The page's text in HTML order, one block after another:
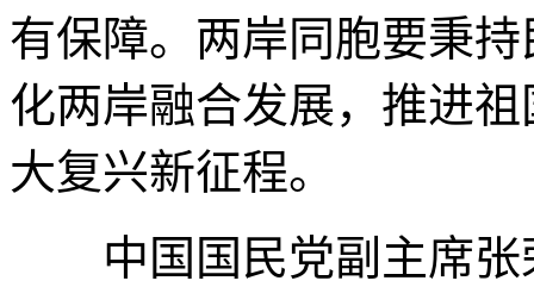
有保障。两岸同胞要秉
化两岸融合发展，推进
大复兴新征程。
中国国民党副主席张